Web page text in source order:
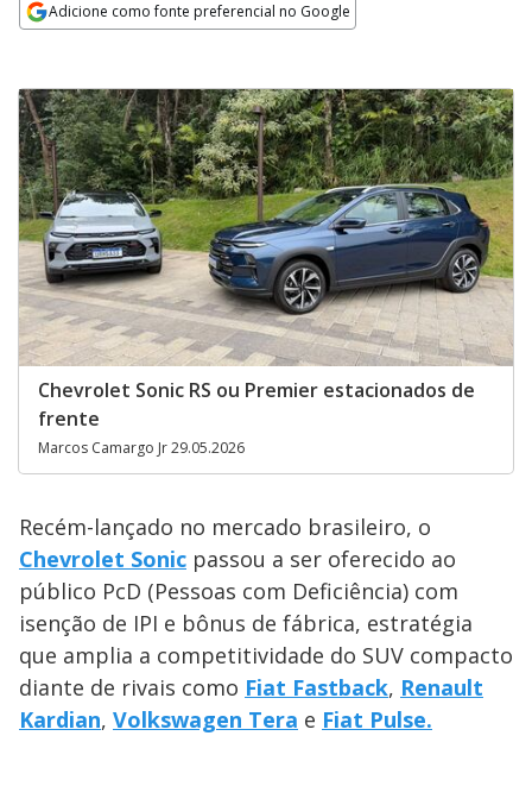
Adicione como fonte preferencial no Google
Chevrolet Sonic RS ou Premier estacionados de
frente
Marcos Camargo Jr 29.05.2026
Recém-lançado no mercado brasileiro, o
Chevrolet Sonic passou a ser oferecido ao
público PcD (Pessoas com Deficiência) com
isenção de IPI e bônus de fábrica, estratégia
que amplia a competitividade do SUV compacto
diante de rivais como Fiat Fastback, Renault
Kardian, Volkswagen Tera e Fiat Pulse.